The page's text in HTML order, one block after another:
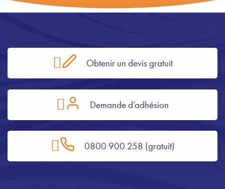
Obtenir un devis gratuit
Demande d’adhésion
0800 900 258 (gratuit)